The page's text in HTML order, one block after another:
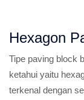
Hexagon
Tipe paving block
ketahui yaitu
terkenal dengan